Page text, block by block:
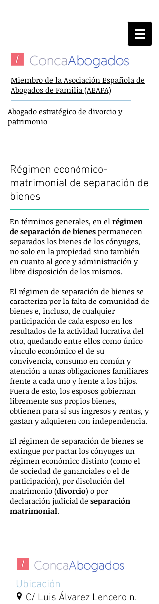
Miembro de la Asociación Española de
Abogados de Familia (AEAFA)
Abogado estratégico de divorcio y
patrimonio
Abogados de divorcio en Badajoz
Régimen económico-
matrimonial de separación de
bienes
En términos generales, en el régimen
de separación de bienes permanecen
separados los bienes de los cónyuges,
no solo en la propiedad sino también
en cuanto al goce y administración y
libre disposición de los mismos.
El régimen de separación de bienes se
caracteriza por la falta de comunidad de
bienes e, incluso, de cualquier
participación de cada esposo en los
resultados de la actividad lucrativa del
otro, quedando entre ellos como único
vínculo económico el de su
convivencia, consumo en común y
atención a unas obligaciones familiares
frente a cada uno y frente a los hijos.
Fuera de esto, los esposos gobiernan
libremente sus propios bienes,
obtienen para sí sus ingresos y rentas, y
gastan y adquieren con independencia.
El régimen de separación de bienes se
extingue por pactar los cónyuges un
régimen económico distinto (como el
de sociedad de gananciales o el de
participación), por disolución del
matrimonio (divorcio) o por
declaración judicial de separación
matrimonial.
Ubicación
C/ Luis Álvarez Lencero n.